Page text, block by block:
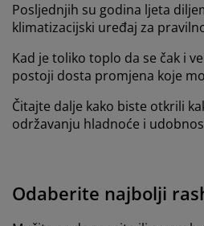
Posljednjih su godina ljeta
klimatizacijski uređaj za
Kad je toliko toplo da se čak i
postoji dosta promjena koje
Čitajte dalje kako biste otkrili
održavanju hladnoće i
Odaberite najbolji